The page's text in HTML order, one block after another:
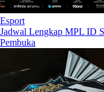
Esport
Jadwal Lengkap MPL ID
Pembuka